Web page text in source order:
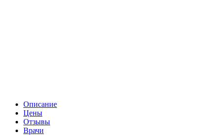
Описание
Цены
Отзывы
Врачи